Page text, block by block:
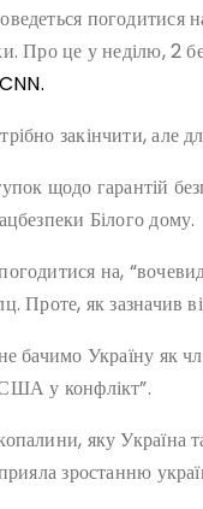
погодитися
Про це у неділю, 2
CNN.
закінчити, але
щодо гарантій
Білого дому.
на,
Проте, як зазначив
бачимо Україну як
у конфлікт”.
яку
зростанню